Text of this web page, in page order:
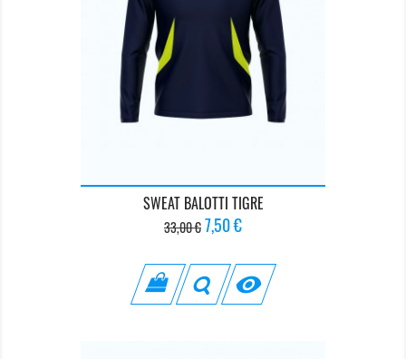
SWEAT BALOTTI TIGRE
Prix
de
base
33,00 €Prix
7,50 €
